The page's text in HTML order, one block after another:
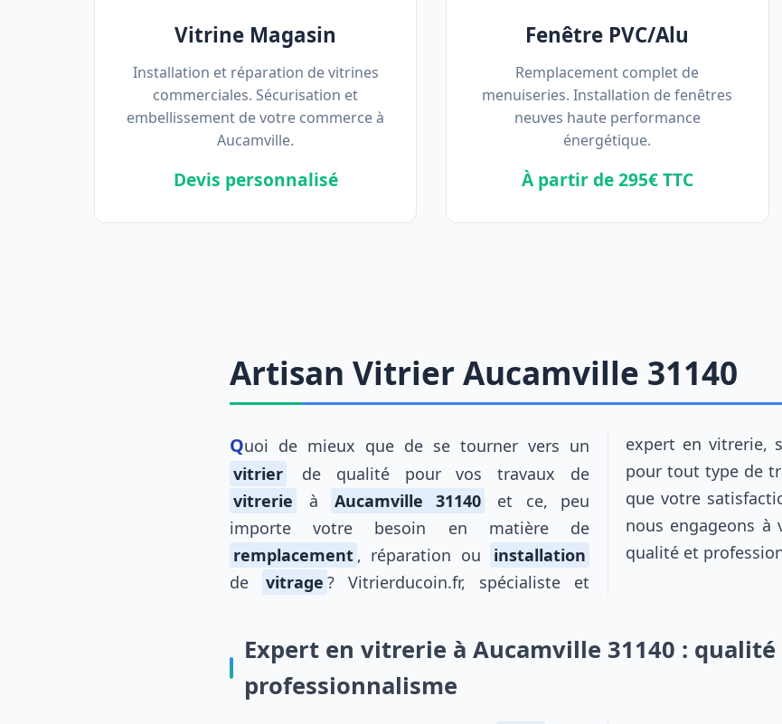
Vitrine Magasin
Installation et réparation de vitrines
commerciales. Sécurisation et
embellissement de votre commerce à
Aucamville.
Devis personnalisé
Fenêtre PVC/Alu
Remplacement complet de
menuiseries. Installation de fenêtres
neuves haute performance
énergétique.
À partir de 295€ TTC
Artisan Vitrier Aucamville 31140
Quoi de mieux que de se tourner vers un
vitrier
de qualité pour vos travaux de
vitrerie
à Aucamville 31140
et ce, peu
importe votre besoin en matière de
remplacement , réparation ou
installation
de
vitrage ? Vitrierducoin.fr, spécialiste et
expert en vitrerie,
pour tout type de
que votre
nous engageons à
qualité et
Expert en vitrerie à Aucamville 31140 :
professionnalisme